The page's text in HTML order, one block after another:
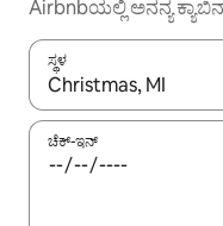
Airbnbಯಲ್ಲಿ ಅನನ್ಯ
ಸ್ಥಳ
ಫಲಿತಾಂಶಗಳು
ಚೆಕ್-ಇನ್